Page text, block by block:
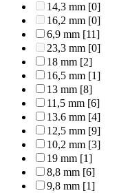
14,3 mm [0]
16,2 mm [0]
6,9 mm [11]
23,3 mm [0]
18 mm [2]
16,5 mm [1]
13 mm [8]
11,5 mm [6]
13.6 mm [4]
12,5 mm [9]
10,2 mm [3]
19 mm [1]
8,8 mm [6]
9,8 mm [1]